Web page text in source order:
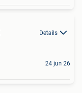
Details
24 jun 26